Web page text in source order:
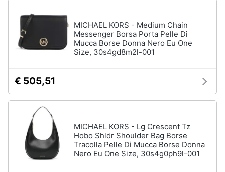
Giardinaggio
Salute
igiene
Beauty
Bambino
Sandali
Vestiti
Copertina
neonato
MICHAEL KORS - Medium Chain
Messenger Borsa Porta Pelle Di
Mucca Borse Donna Nero Eu One
Size, 30s4gd8m2l-001
€ 505,51
MICHAEL KORS - Lg Crescent Tz
Hobo Shldr Shoulder Bag Borse
Tracolla Pelle Di Mucca Borse Donna
Nero Eu One Size, 30s4g0ph9l-001